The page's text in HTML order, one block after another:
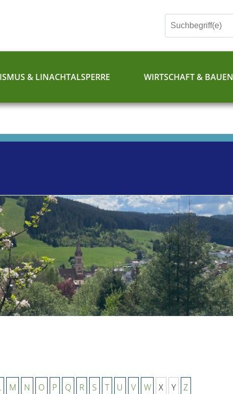
& LINACHTALSPERRE WIRTSCHAFT & BAUEN
M N O P Q R S T U V W X Y Z